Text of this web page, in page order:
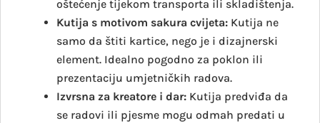
oštećenje tijekom transporta ili skladištenja.
Kutija s motivom sakura cvijeta: Kutija ne
samo da štiti kartice, nego je i dizajnerski
element. Idealno pogodno za poklon ili
prezentaciju umjetničkih radova.
Izvrsna za kreatore i dar: Kutija predviđa da
se radovi ili pjesme mogu odmah predati u